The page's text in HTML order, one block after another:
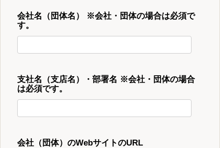
会社名（団体名） ※会社・団体の場合は必須で
す。
支社名（支店名）・部署名 ※会社・団体の場合
は必須です。
会社（団体）のWebサイトのURL